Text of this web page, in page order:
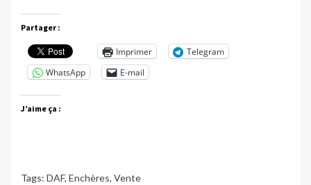
Partager :
Imprimer
Telegram
WhatsApp
E-mail
J’aime ça :
Tags: DAF, Enchères, Vente